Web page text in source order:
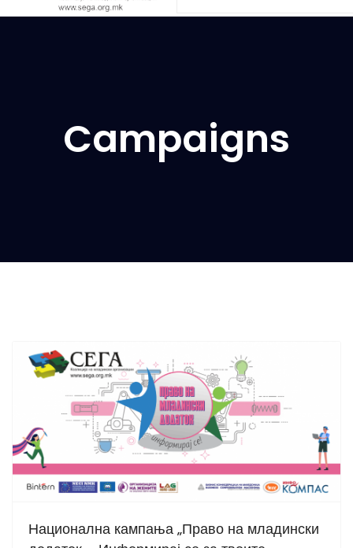
Campaigns
Национална кампања „Право на младински